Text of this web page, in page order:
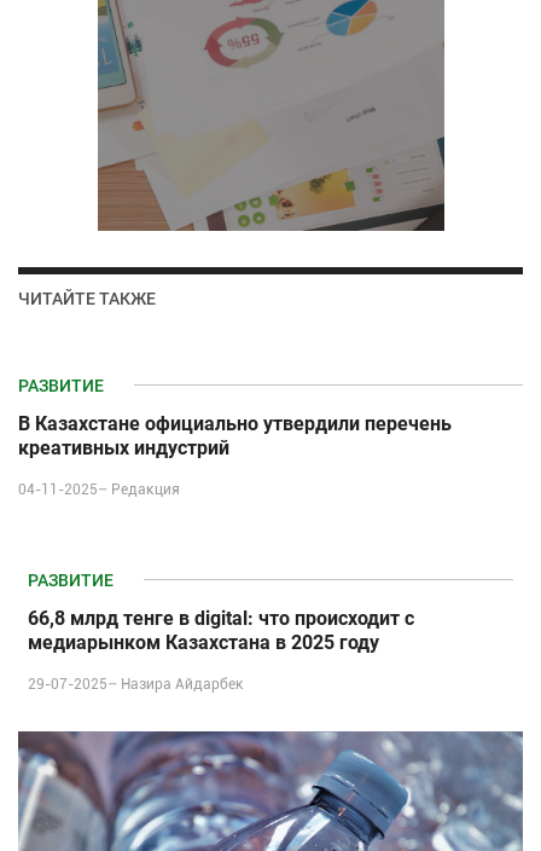
ЧИТАЙТЕ ТАКЖЕ
РАЗВИТИЕ
В Казахстане официально утвердили перечень
креативных индустрий
04-11-2025– Редакция
РАЗВИТИЕ
66,8 млрд тенге в digital: что происходит с
медиарынком Казахстана в 2025 году
29-07-2025– Назира Айдарбек